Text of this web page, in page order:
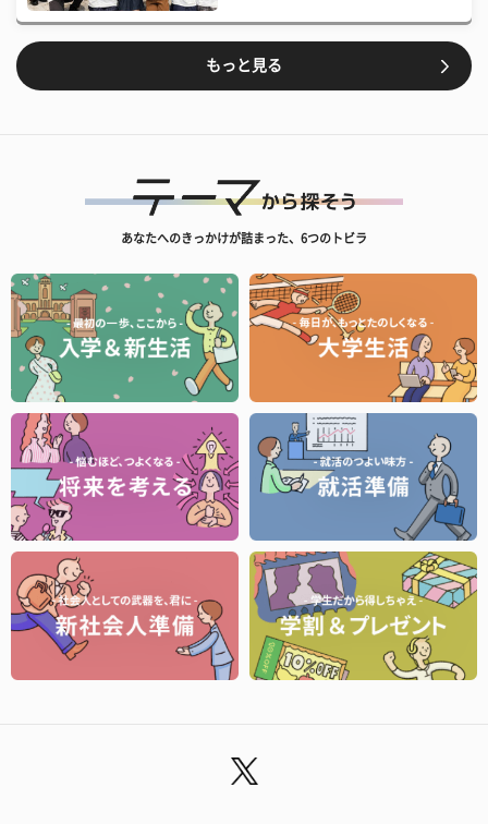
もっと見る
あなたへのきっかけが詰まった、6つのトビラ